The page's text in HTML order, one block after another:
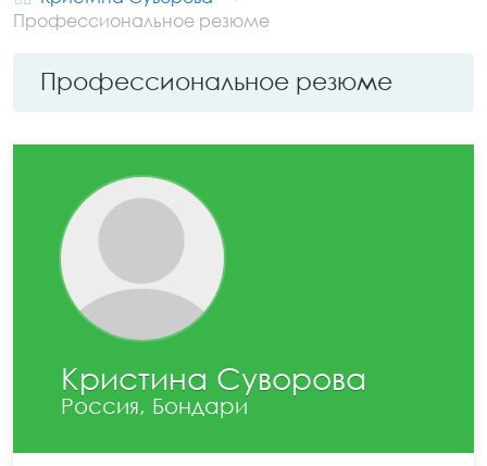
Профессиональное резюме
Профессиональное резюме
Кристина Суворова
Россия, Бондари